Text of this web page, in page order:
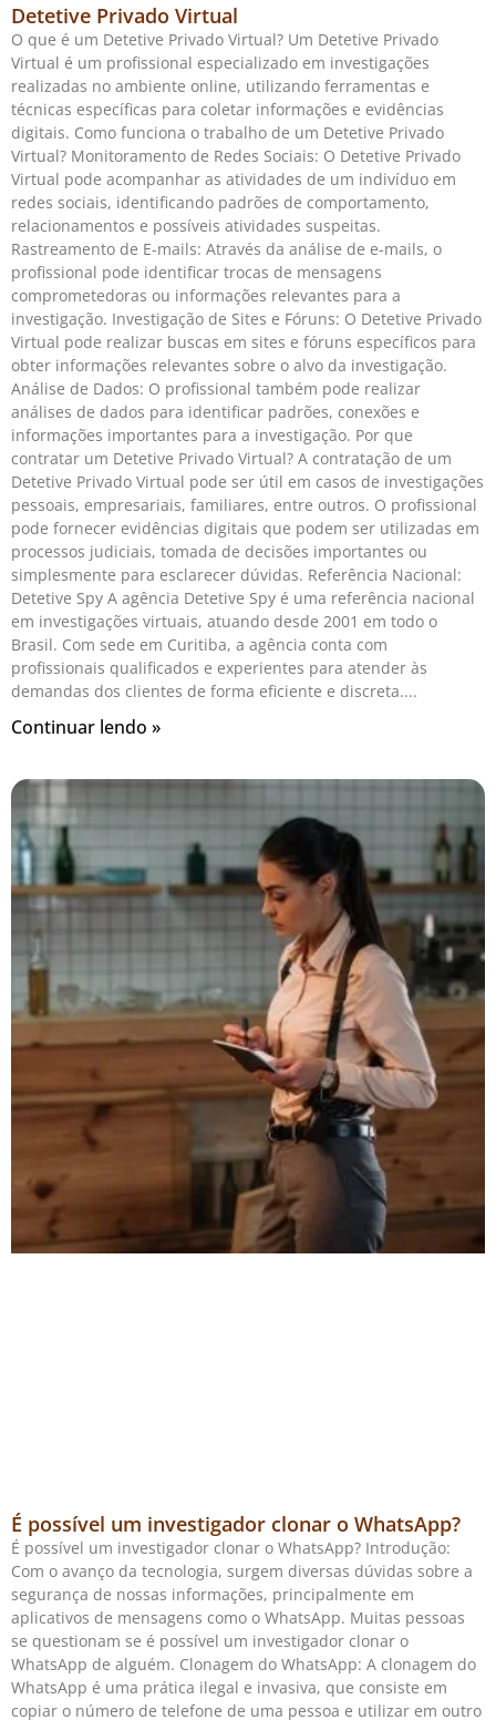
Detetive Privado Virtual
O que é um Detetive Privado Virtual? Um Detetive Privado
Virtual é um profissional especializado em investigações
realizadas no ambiente online, utilizando ferramentas e
técnicas específicas para coletar informações e evidências
digitais. Como funciona o trabalho de um Detetive Privado
Virtual? Monitoramento de Redes Sociais: O Detetive Privado
Virtual pode acompanhar as atividades de um indivíduo em
redes sociais, identificando padrões de comportamento,
relacionamentos e possíveis atividades suspeitas.
Rastreamento de E-mails: Através da análise de e-mails, o
profissional pode identificar trocas de mensagens
comprometedoras ou informações relevantes para a
investigação. Investigação de Sites e Fóruns: O Detetive Privado
Virtual pode realizar buscas em sites e fóruns específicos para
obter informações relevantes sobre o alvo da investigação.
Análise de Dados: O profissional também pode realizar
análises de dados para identificar padrões, conexões e
informações importantes para a investigação. Por que
contratar um Detetive Privado Virtual? A contratação de um
Detetive Privado Virtual pode ser útil em casos de investigações
pessoais, empresariais, familiares, entre outros. O profissional
pode fornecer evidências digitais que podem ser utilizadas em
processos judiciais, tomada de decisões importantes ou
simplesmente para esclarecer dúvidas. Referência Nacional:
Detetive Spy A agência Detetive Spy é uma referência nacional
em investigações virtuais, atuando desde 2001 em todo o
Brasil. Com sede em Curitiba, a agência conta com
profissionais qualificados e experientes para atender às
demandas dos clientes de forma eficiente e discreta.
Continuar lendo »
É possível um investigador clonar o WhatsApp?
É possível um investigador clonar o WhatsApp? Introdução:
Com o avanço da tecnologia, surgem diversas dúvidas sobre a
segurança de nossas informações, principalmente em
aplicativos de mensagens como o WhatsApp. Muitas pessoas
se questionam se é possível um investigador clonar o
WhatsApp de alguém. Clonagem do WhatsApp: A clonagem do
WhatsApp é uma prática ilegal e invasiva, que consiste em
copiar o número de telefone de uma pessoa e utilizar em outro